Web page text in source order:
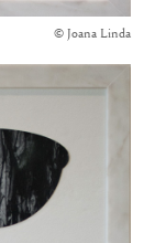
© Joana Linda